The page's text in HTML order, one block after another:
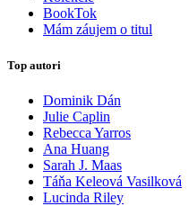
BookTok
Mám záujem o titul
Top autori
Dominik Dán
Julie Caplin
Rebecca Yarros
Ana Huang
Sarah J. Maas
Táňa Keleová Vasilková
Lucinda Riley